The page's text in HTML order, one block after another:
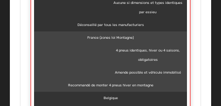
Aucune si dimensions et types identiques
par essieu
Déconseillé par tous les manufacturiers
France (zones loi Montagne)
4 pneus identiques, hiver ou 4 saisons,
obligatoires
Amende possible et véhicule immobilisé
Recommandé de monter 4 pneus hiver en montagne
Belgique